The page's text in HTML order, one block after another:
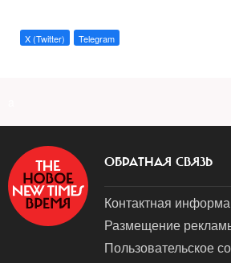
X (Twitter) Telegram
ОБРАТНАЯ СВЯЗЬ
Контактная
Размещение
Пользовательское